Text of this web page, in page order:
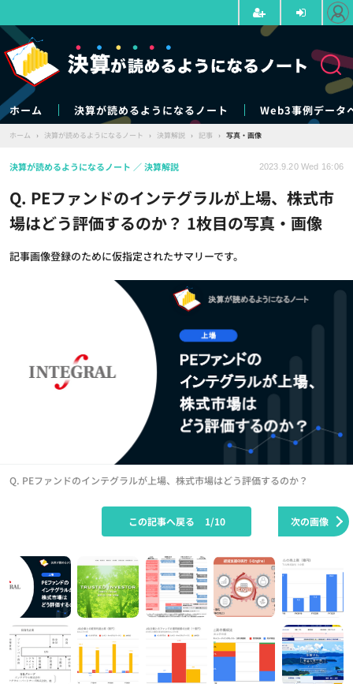
ホーム 決算が読めるようになるノート Web3事例データ
ホーム › 決算が読めるようになるノート › 決算解説 › 記事 › 写真・画像
Q. PEファンドのインテグラルが上場、株式市
場はどう評価するのか？ 1枚目の写真・画像
記事画像登録のために仮指定されたサマリーです。
決算が読めるようになるノート 決算解説 2023.9.20 Wed 16:06
Q. PEファンドのインテグラルが上場、株式市場はどう評価するのか？
次の画像
この記事へ戻る 1/10